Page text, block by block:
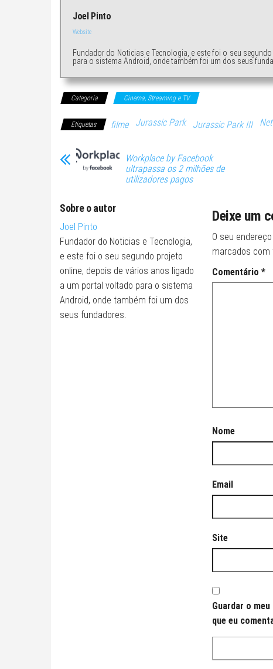
Joel Pinto
Website
Fundador do Noticias e Tecnologia, e este foi o seu
para o sistema Android, onde também foi um dos seus
Categoria Cinema, Streaming e TV
Etiquetas filme Jurassic Park Jurassic Park III
Workplace by Facebook
ultrapassa os 2 milhões de
utilizadores pagos
Sobre o autor
Joel Pinto
Fundador do Noticias e Tecnologia,
e este foi o seu segundo projeto
online, depois de vários anos ligado
a um portal voltado para o sistema
Android, onde também foi um dos
seus fundadores.
Deixe um
O seu
marcados com
Comentário *
Nome
Email
Site
Guardar o
que eu